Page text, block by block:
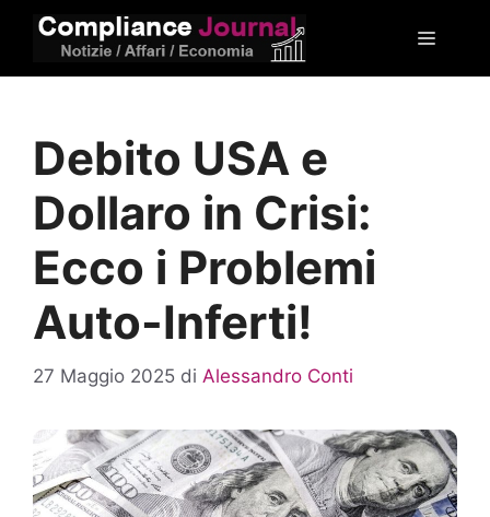
Menu
Debito USA e
Dollaro in Crisi:
Ecco i Problemi
Auto-Inferti!
27 Maggio 2025 di Alessandro Conti